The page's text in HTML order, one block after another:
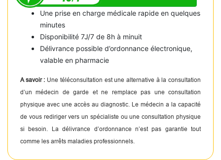
Une prise en charge médicale rapide en quelques
minutes
Disponibilité 7J/7 de 8h à minuit
Délivrance possible d’ordonnance électronique,
valable en pharmacie
A savoir : Une téléconsultation est une alternative à la consultation
d’un médecin de garde et ne remplace pas une consultation
physique avec une accès au diagnostic. Le médecin a la capacité
de vous rediriger vers un spécialiste ou une consultation physique
si besoin. La délivrance d’ordonnance n’est pas garantie tout
comme les arrêts maladies professionnels.